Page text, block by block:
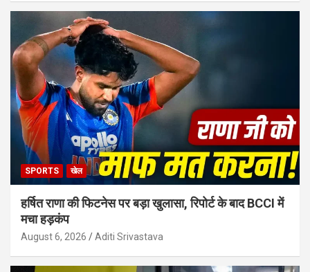
SPORTS खेल
हर्षित राणा की फिटनेस पर बड़ा खुलासा, रिपोर्ट के बाद BCCI में
मचा हड़कंप
August 6, 2026 Aditi Srivastava